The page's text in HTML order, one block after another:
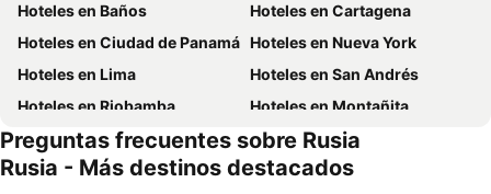
Hoteles en Baños
Hoteles en Cartagena
Hoteles en Ciudad de Panamá Hoteles en Nueva York
Hoteles en Lima
Hoteles en San Andrés
Hoteles en Riobamba
Hoteles en Montañita
Hoteles en Puerto López
Hoteles en Pedernales
Hoteles en Miami
Hoteles en Roma
Preguntas frecuentes sobre Rusia
Rusia - Más destinos destacados